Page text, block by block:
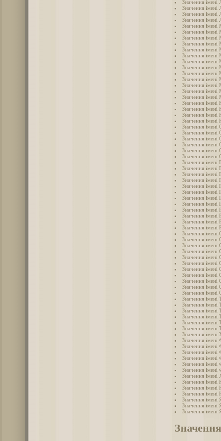
Значення імені
Значення імені
Значення імені
Значення імені
Значення імені
Значення імені
Значення імені
Значення імені
Значення імені
Значення імені
Значення імені
Значення
Значення
Значення імені
Значення імені
Значення імені
Значення імені
Значення імені
Значення імені
Значення імені
Значення імені
Значення імені
Значення імені
Значення імені
Значення імені
Значення імені
Значення імені
Значення імені
Значення імені
Значення імені
Значення імені
Значення імені
Значення імені
Значення імені
Значення імені
Значення імені
Значення імені
Значення імені
Значення імені
Значення імені
Значення імені
Значення імені
Значення імені
Значення імені
Значення імені
Значення імені
Значення імені
Значення імені
Значення імені
Значення імені
Значення імені
Значення імені
Значення імені
Значення імені
Значення імені
Значення імені
Значення імені
Значення імені
Значення імені
Значення імені
Значення імені
Значення імені
Значення імені
Значення імені
Значення імені
Значення імені
Значення
Значення імені
Значення імені
Значення імені